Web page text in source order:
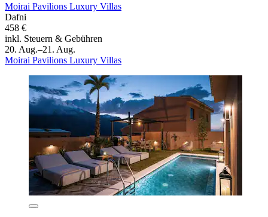
Moirai Pavilions Luxury Villas
Dafni
458 €
inkl. Steuern & Gebühren
20. Aug.–21. Aug.
Moirai Pavilions Luxury Villas